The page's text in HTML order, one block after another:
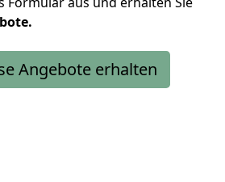
Angebote erhalten